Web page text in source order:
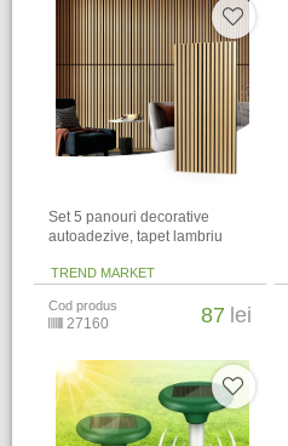
Set 5 panouri decorative
autoadezive, tapet lambriu
TREND MARKET
Cod produs
27160 87 lei